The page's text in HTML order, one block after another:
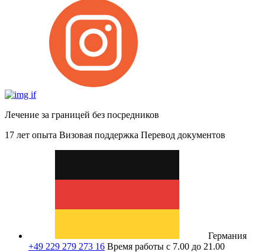
Лечение за границей без посредников
17 лет опыта Визовая поддержка Перевод документов
Германия
+49 229 279 273 16 Время работы с 7.00 до 21.00